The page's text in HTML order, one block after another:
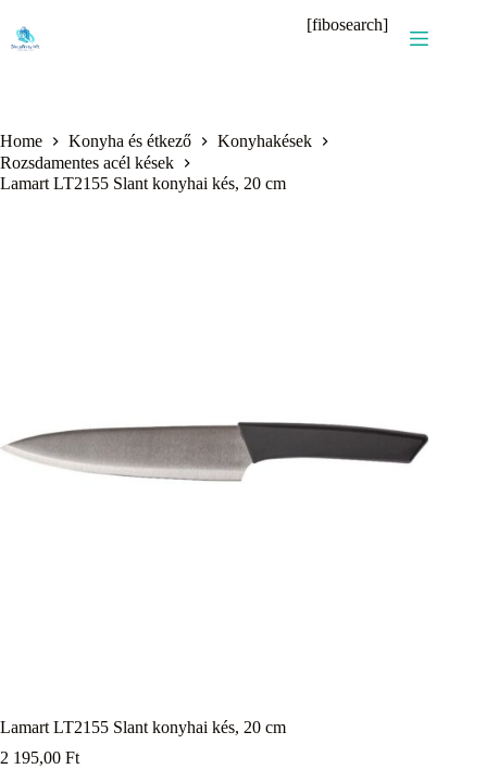
content
[fibosearch]
Home Konyha és étkező
Konyhakések
Rozsdamentes acél kések
Lamart LT2155 Slant konyhai kés, 20 cm
Lamart LT2155 Slant konyhai kés, 20 cm
2 195,00 Ft